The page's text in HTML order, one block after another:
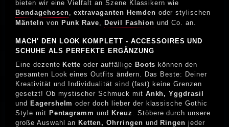
bieten wir eine Vielfalt an Szene Klassikern wie
Bondagehosen,extravaganten Hemden oder stylischen
Mänteln von Punk Rave, Devil Fashion und Co. an.
MACH' DEN LOOK KOMPLETT - ACCESSOIRES UND
SCHUHE ALS PERFEKTE ERGÄNZUNG
Eine dezente Kette oder auffällige Boots können den
gesamten Look eines Outfits ändern. Das Beste: Deiner
Kreativität und Individualität sind (fast) keine Grenzen
gesetzt! Ob mystischer Schmuck mit Ankh, Yggdrasil
und Eagershelm oder doch lieber der klassische Gothic
Style mit Pentagramm und Kreuz . Stöbere durch unsere
große Auswahl an Ketten, Ohrringen und Ringen jeder